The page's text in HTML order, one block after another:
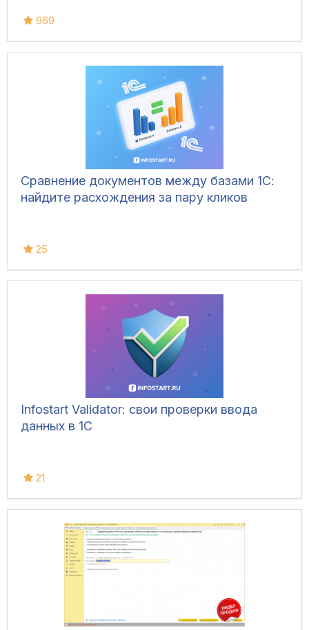
969
Сравнение документов между базами 1С:
найдите расхождения за пару кликов
25
Infostart Validator: свои проверки ввода
данных в 1С
21